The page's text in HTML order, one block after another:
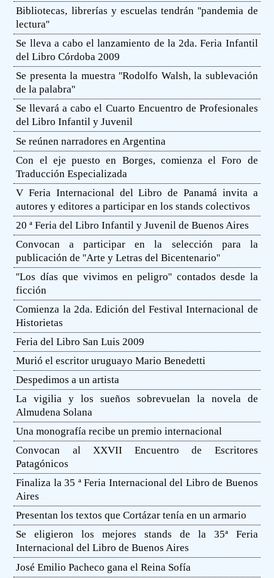
Bibliotecas, librerías y escuelas tendrán ''pandemia de
lectura''
Se lleva a cabo el lanzamiento de la 2da. Feria Infantil
del Libro Córdoba 2009
Se presenta la muestra ''Rodolfo Walsh, la sublevación
de la palabra''
Se llevará a cabo el Cuarto Encuentro de Profesionales
del Libro Infantil y Juvenil
Se reúnen narradores en Argentina
Con el eje puesto en Borges, comienza el Foro de
Traducción Especializada
V Feria Internacional del Libro de Panamá invita a
autores y editores a participar en los stands colectivos
20 ª Feria del Libro Infantil y Juvenil de Buenos Aires
Convocan a participar en la selección para la
publicación de ''Arte y Letras del Bicentenario''
''Los días que vivimos en peligro'' contados desde la
ficción
Comienza la 2da. Edición del Festival Internacional de
Historietas
Feria del Libro San Luis 2009
Murió el escritor uruguayo Mario Benedetti
Despedimos a un artista
La vigilia y los sueños sobrevuelan la novela de
Almudena Solana
Una monografía recibe un premio internacional
Convocan al XXVII Encuentro de Escritores
Patagónicos
Finaliza la 35 ª Feria Internacional del Libro de Buenos
Aires
Presentan los textos que Cortázar tenía en un armario
Se eligieron los mejores stands de la 35ª Feria
Internacional del Libro de Buenos Aires
José Emilio Pacheco gana el Reina Sofía